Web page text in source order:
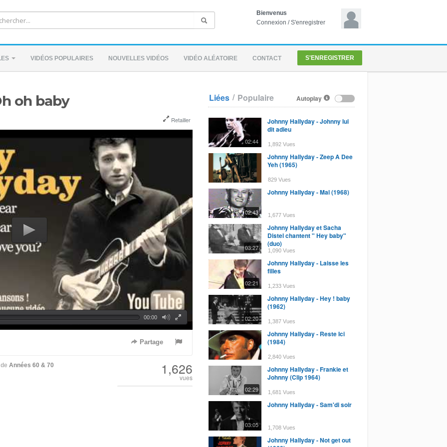
Bienvenus
Connexion /S'enregistrer
VIDÉOS POPULAIRES NOUVELLES VIDÉOS VIDÉO ALÉATOIRE CONTACT S'ENREGISTRER
oh baby
Retailler
00:00
Partage
de Années 60 & 70 1,626
vues
Autoplay
Liées / Populaire
02:44
Johnny Hallyday - Johnny lui
dit adieu
1,892 Vues
Johnny Hallyday - Zeep A Dee
Yeh (1965)
829 Vues
02:43
Johnny Hallyday - Mal (1968)
1,677 Vues
03:27
Johnny Hallyday et Sacha
Distel chantent " Hey baby"
(duo)
1,090 Vues
02:21
Johnny Hallyday - Laisse les
filles
1,233 Vues
02:20
Johnny Hallyday - Hey ! baby
(1962)
1,387 Vues
Johnny Hallyday - Reste Ici
(1984)
2,840 Vues
02:29
Johnny Hallyday - Frankie et
Johnny (Clip 1964)
1,681 Vues
03:05
Johnny Hallyday - Sam'di soir
1,708 Vues
Johnny Hallyday - Not get out